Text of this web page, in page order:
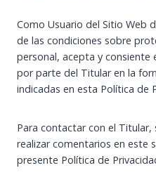
Como Usuario del Sitio Web
de las condiciones sobre
personal, acepta y
por parte del Titular en la
indicadas en esta Política de
Para contactar con el Titular,
realizar comentarios en este
presente Política de